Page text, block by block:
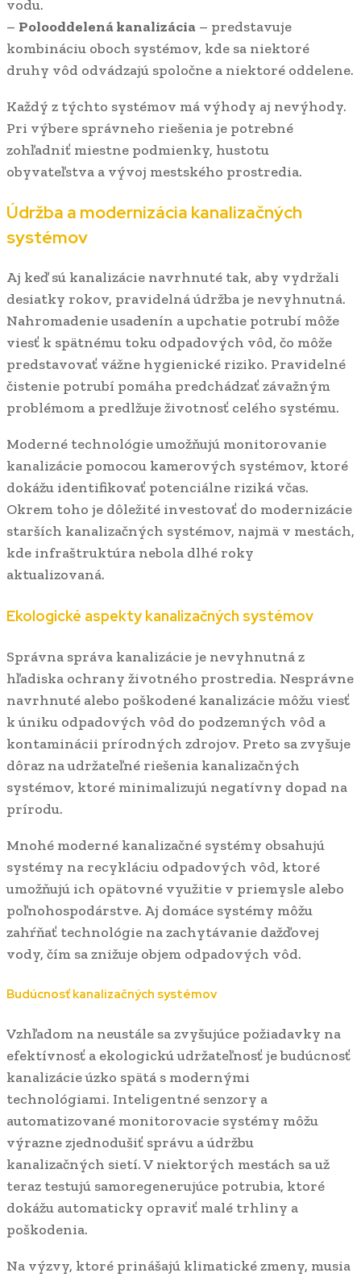
vodu.
– Polooddelená kanalizácia – predstavuje
kombináciu oboch systémov, kde sa niektoré
druhy vôd odvádzajú spoločne a niektoré oddelene.
Každý z týchto systémov má výhody aj nevýhody.
Pri výbere správneho riešenia je potrebné
zohľadniť miestne podmienky, hustotu
obyvateľstva a vývoj mestského prostredia.
Údržba a modernizácia kanalizačných
systémov
Aj keď sú kanalizácie navrhnuté tak, aby vydržali
desiatky rokov, pravidelná údržba je nevyhnutná.
Nahromadenie usadenín a upchatie potrubí môže
viesť k spätnému toku odpadových vôd, čo môže
predstavovať vážne hygienické riziko. Pravidelné
čistenie potrubí pomáha predchádzať závažným
problémom a predlžuje životnosť celého systému.
Moderné technológie umožňujú monitorovanie
kanalizácie pomocou kamerových systémov, ktoré
dokážu identifikovať potenciálne riziká včas.
Okrem toho je dôležité investovať do modernizácie
starších kanalizačných systémov, najmä v mestách,
kde infraštruktúra nebola dlhé roky
aktualizovaná.
Ekologické aspekty kanalizačných systémov
Správna správa kanalizácie je nevyhnutná z
hľadiska ochrany životného prostredia. Nesprávne
navrhnuté alebo poškodené kanalizácie môžu viesť
k úniku odpadových vôd do podzemných vôd a
kontaminácii prírodných zdrojov. Preto sa zvyšuje
dôraz na udržateľné riešenia kanalizačných
systémov, ktoré minimalizujú negatívny dopad na
prírodu.
Mnohé moderné kanalizačné systémy obsahujú
systémy na recykláciu odpadových vôd, ktoré
umožňujú ich opätovné využitie v priemysle alebo
poľnohospodárstve. Aj domáce systémy môžu
zahŕňať technológie na zachytávanie dažďovej
vody, čím sa znižuje objem odpadových vôd.
Budúcnosť kanalizačných systémov
Vzhľadom na neustále sa zvyšujúce požiadavky na
efektívnosť a ekologickú udržateľnosť je budúcnosť
kanalizácie úzko spätá s modernými
technológiami. Inteligentné senzory a
automatizované monitorovacie systémy môžu
výrazne zjednodušiť správu a údržbu
kanalizačných sietí. V niektorých mestách sa už
teraz testujú samoregenerujúce potrubia, ktoré
dokážu automaticky opraviť malé trhliny a
poškodenia.
Na výzvy, ktoré prinášajú klimatické zmeny, musia